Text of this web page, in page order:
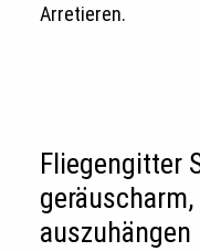
Arretieren.
Fliegengitter
auszuhängen​